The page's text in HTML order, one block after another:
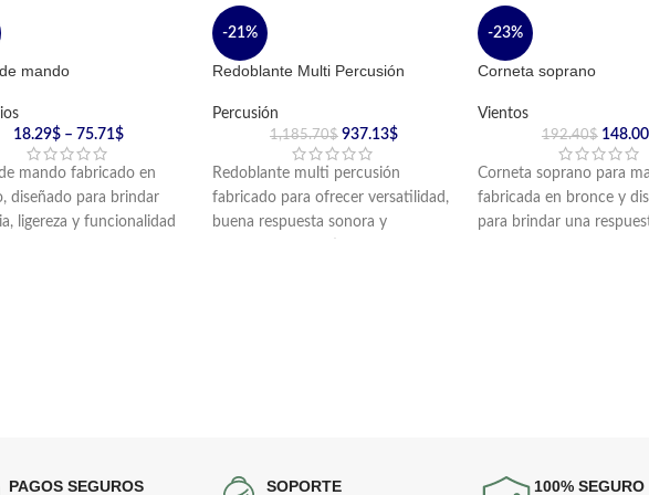
mando
18.29$ – 75.71$
mando fabricado en
diseñado para brindar
ligereza y funcionalidad
-21%
Redoblante Multi Percusión
Percusión
1,185.70$ 937.13$
Redoblante multi percusión
fabricado para ofrecer versatilidad,
buena respuesta sonora y
-23%
Corneta soprano
Vientos
192.40$ 148.00
Corneta soprano para
fabricada en bronce y
para brindar una
PAGOS SEGUROS SOPORTE 100% SEGURO